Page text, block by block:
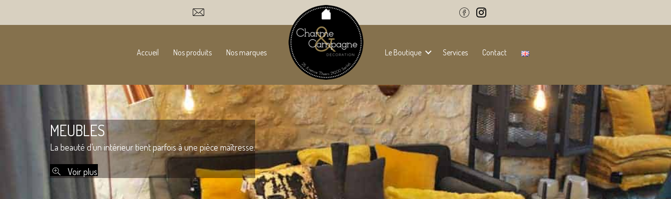
Accueil Nos produits Nos marques Le Boutique Services Contact
MEUBLES
La beauté d’un intérieur tient parfois à une pièce maîtresse.
Voir plus